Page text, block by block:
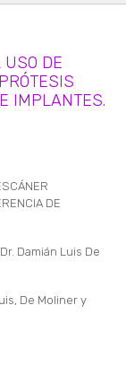
DE
IMPLANTES.
DE
Damián Luis De
De Moliner y